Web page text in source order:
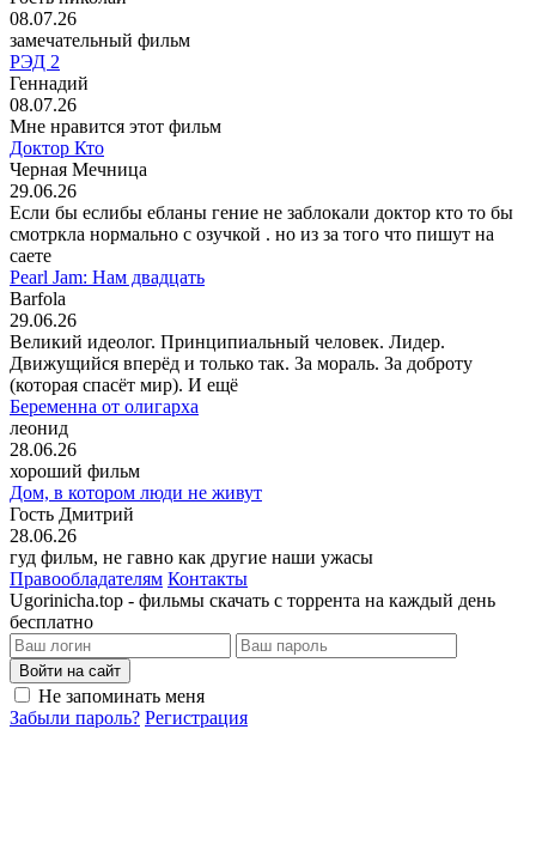
08.07.26
замечательный фильм
РЭД 2
Геннадий
08.07.26
Мне нравится этот фильм
Доктор Кто
Черная Мечница
29.06.26
Если бы еслибы ебланы гение не заблокали доктор кто то бы
смотркла нормально с озучкой . но из за того что пишут на
саете
Pearl Jam: Нам двадцать
Barfola
29.06.26
Великий идеолог. Принципиальный человек. Лидер.
Движущийся вперёд и только так. За мораль. За доброту
(которая спасёт мир). И ещё
Беременна от олигарха
леонид
28.06.26
хороший фильм
Дом, в котором люди не живут
Гость Дмитрий
28.06.26
гуд фильм, не гавно как другие наши ужасы
Правообладателям Контакты
Ugorinicha.top - фильмы скачать с торрента на каждый день
бесплатно
Войти на сайт
Не запоминать меня
Забыли пароль? Регистрация